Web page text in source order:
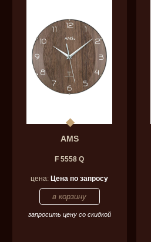
AMS
F 5558 Q
цена:Цена по запросу
запросить цену со скидкой